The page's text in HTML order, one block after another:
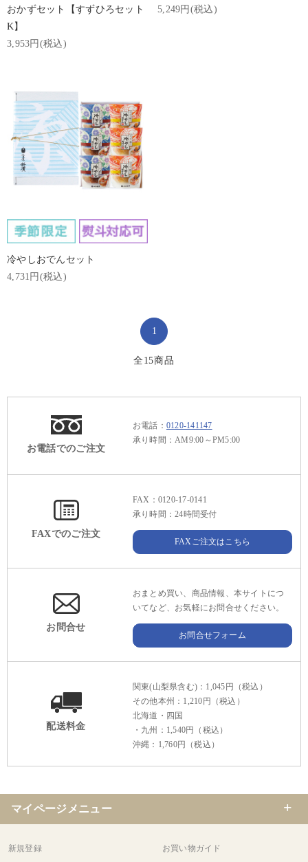
おかずセット【すずひろセット
K】
3,953円(税込)
5,249円(税込)
冷やしおでんセット
4,731円(税込)
1
全15商品
お電話でのご注文
お電話： 0120-141147
承り時間：AM9:00～PM5:00
FAXでのご注文
FAX：0120-17-0141
承り時間：24時間受付
FAXご注文はこちら
お問合せ
おまとめ買い、商品情報、本サイトにつ
いてなど、お気軽にお問合せください。
お問合せフォーム
配送料金
関東(山梨県含む)：1,045円（税込）
その他本州：1,210円（税込）
北海道・四国
・九州：1,540円（税込）
沖縄：1,760円（税込）
マイページメニュー
新規登録 お買い物ガイド